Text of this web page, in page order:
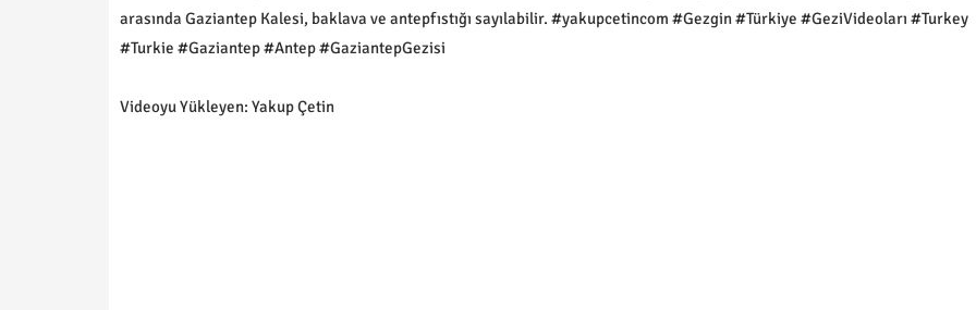
arasında Gaziantep Kalesi, baklava ve antepfıstığı sayılabilir. #yakupcetincom #Gezgin #Türkiye #GeziVideoları #Turkey
#Turkie #Gaziantep #Antep #GaziantepGezisi
Videoyu Yükleyen: Yakup Çetin